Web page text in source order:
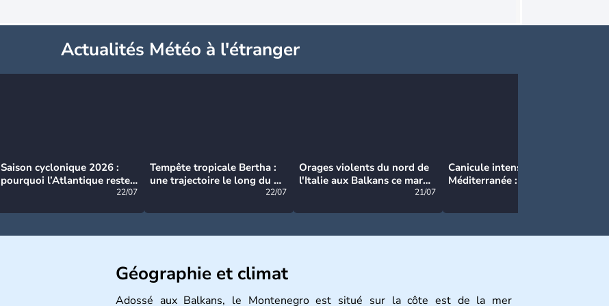
Actualités Météo à l'étranger
Saison cyclonique 2026 :
pourquoi l’Atlantique reste
22/07
Tempête tropicale Bertha :
une trajectoire le long du du
22/07
Orages violents du nord de
l'Italie aux Balkans ce mardi
21/07
Canicule intense en
Méditerranée : près de 50°C
Géographie et climat
Adossé aux Balkans, le Montenegro est situé sur la côte est de la mer